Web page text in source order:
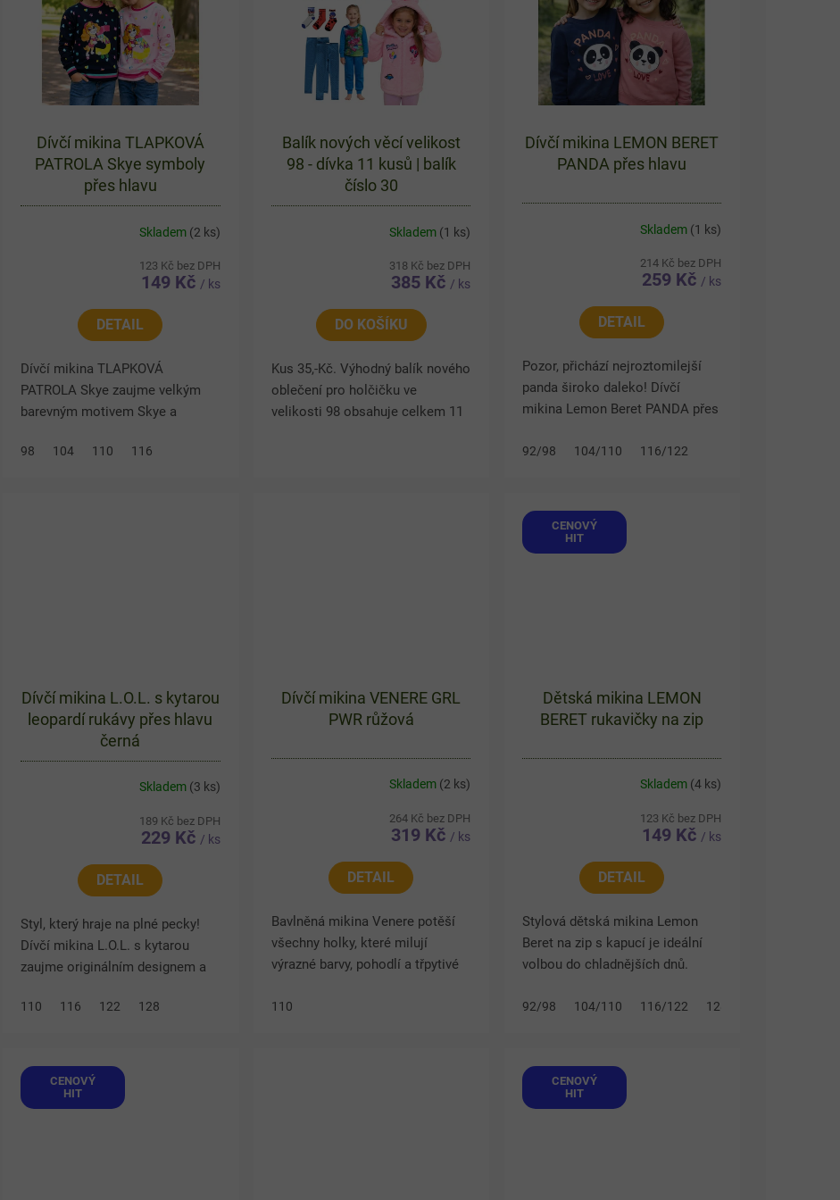
Dívčí mikina TLAPKOVÁ
PATROLA Skye symboly
přes hlavu
Skladem (2 ks)
123 Kč bez DPH
149 Kč / ks
DETAIL
Dívčí mikina TLAPKOVÁ
PATROLA Skye zaujme velkým
barevným motivem Skye a
hvězdiček i srdíček. Je ušita ze
98 104 110 116
Balík nových věcí velikost
98 - dívka 11 kusů | balík
číslo 30
Skladem (1 ks)
318 Kč bez DPH
385 Kč / ks
DO KOŠÍKU
Kus 35,-Kč. Výhodný balík nového
oblečení pro holčičku ve
velikosti 98 obsahuje celkem 11
Dívčí mikina LEMON BERET
PANDA přes hlavu
Skladem (1 ks)
214 Kč bez DPH
259 Kč / ks
DETAIL
Pozor, přichází nejroztomilejší
panda široko daleko! Dívčí
mikina Lemon Beret PANDA přes
dnech a zároveň potěší krásným
92/98 104/110 116/122
Dívčí mikina L.O.L. s kytarou
leopardí rukávy přes hlavu
černá
Skladem (3 ks)
189 Kč bez DPH
229 Kč / ks
DETAIL
Styl, který hraje na plné pecky!
Dívčí mikina L.O.L. s kytarou
zaujme originálním designem a
které dodávají outfitu šmrnc.
110 116 122 128
Dívčí mikina VENERE GRL
PWR růžová
Skladem (2 ks)
264 Kč bez DPH
319 Kč / ks
DETAIL
Bavlněná mikina Venere potěší
všechny holky, které milují
výrazné barvy, pohodlí a třpytivé
doplňuje nápis „GRL PWR“
110
CENOVÝ
HIT
Dětská mikina LEMON
BERET rukavičky na zip
Skladem (4 ks)
123 Kč bez DPH
149 Kč / ks
DETAIL
Stylová dětská mikina Lemon
Beret na zip s kapucí je ideální
volbou do chladnějších dnů.
motivem rukaviček a praktickým
92/98 104/110 116/122 128/134
CENOVÝ
HIT
CENOVÝ
HIT